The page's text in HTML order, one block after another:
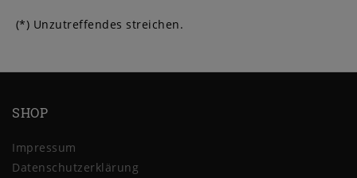
(*) Unzutreffendes streichen.
SHOP
Impressum
Daten­schutz­erklärung